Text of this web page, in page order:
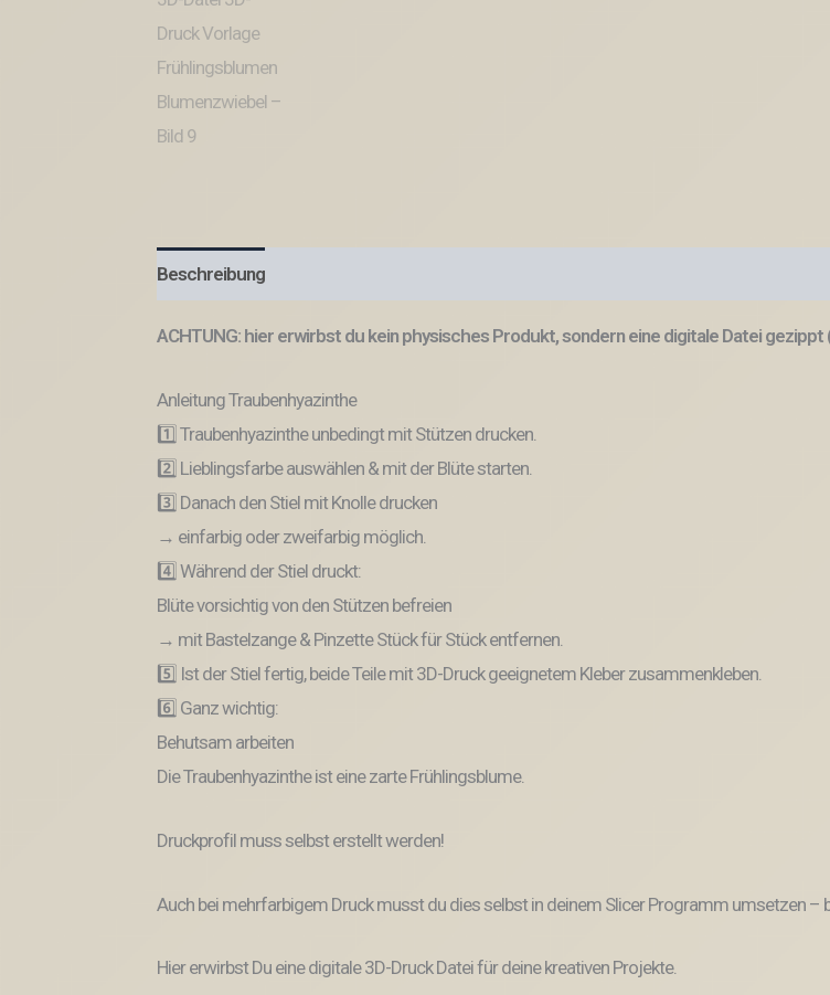
Beschreibung
ACHTUNG: hier erwirbst du kein physisches Produkt, sondern eine digitale Datei
Anleitung Traubenhyazinthe
1️⃣ Traubenhyazinthe unbedingt mit Stützen drucken.
2️⃣ Lieblingsfarbe auswählen & mit der Blüte starten.
3️⃣ Danach den Stiel mit Knolle drucken
→ einfarbig oder zweifarbig möglich.
4️⃣ Während der Stiel druckt:
Blüte vorsichtig von den Stützen befreien
→ mit Bastelzange & Pinzette Stück für Stück entfernen.
5️⃣ Ist der Stiel fertig, beide Teile mit 3D-Druck geeignetem Kleber zusammenkleben.
6️⃣ Ganz wichtig:
Behutsam arbeiten
Die Traubenhyazinthe ist eine zarte Frühlingsblume.
Druckprofil muss selbst erstellt werden!
Auch bei mehrfarbigem Druck musst du dies selbst in deinem Slicer Programm umsetzen –
Hier erwirbst Du eine digitale 3D-Druck Datei für deine kreativen Projekte.